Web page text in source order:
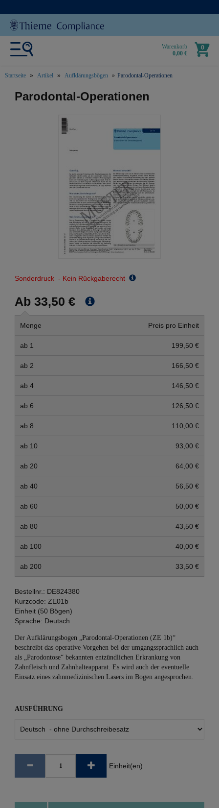
Warenkorb
0,00 €
0
Startseite Artikel Aufklärungsbögen Parodontal-Operationen
text.skipToContent
text.skipToNavigation
Parodontal-Operationen
Sonderdruck - Kein Rückgaberecht
Ab 33,50 €
Menge Preis pro Einheit
ab 1 199,50 €
ab 2 166,50 €
ab 4 146,50 €
ab 6 126,50 €
ab 8 110,00 €
ab 10 93,00 €
ab 20 64,00 €
ab 40 56,50 €
ab 60 50,00 €
ab 80 43,50 €
ab 100 40,00 €
ab 200 33,50 €
Bestellnr.: DE824380
Kurzcode: ZE01b
Einheit (50 Bögen)
Sprache: Deutsch
Der Aufklärungsbogen „Parodontal-Operationen (ZE 1b)“
beschreibt das operative Vorgehen bei der umgangssprachlich auch
als „Parodontose“ bekannten entzündlichen Erkrankung von
Zahnfleisch und Zahnhalteapparat. Es wird auch der eventuelle
Einsatz eines zahnmedizinischen Lasers im Bogen angesprochen.
AUSFÜHRUNG
Einheit(en)